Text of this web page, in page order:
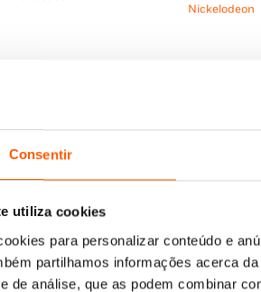
Consentir
utiliza cookies
para personalizar conteúdo e
partilhamos informações acerca
de análise, que as podem combinar
Nickelodeon
€O
preço
9,41€O
preço
Patrulha Pata:
8,85€ O
7,96